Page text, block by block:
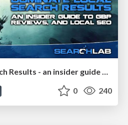
Dominate Local Search Results - an insider guide to GBP, reviews, and Local SEO
0 240